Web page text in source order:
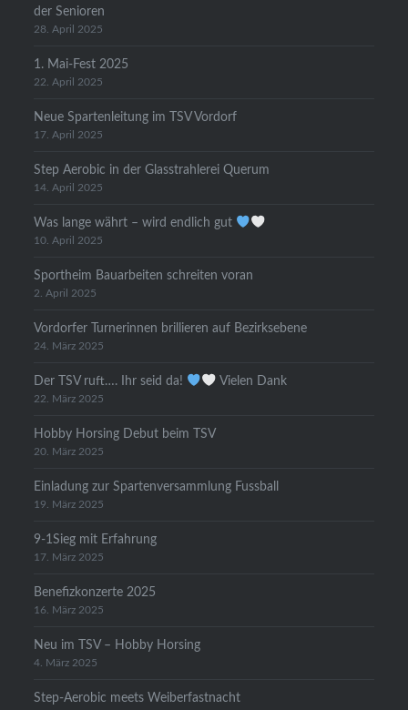
der Senioren
28. April 2025
1. Mai-Fest 2025
22. April 2025
Neue Spartenleitung im TSV Vordorf
17. April 2025
Step Aerobic in der Glasstrahlerei Querum
14. April 2025
Was lange währt – wird endlich gut
10. April 2025
Sportheim Bauarbeiten schreiten voran
2. April 2025
Vordorfer Turnerinnen brillieren auf Bezirksebene
24. März 2025
Der TSV ruft…. Ihr seid da! Vielen Dank
22. März 2025
Hobby Horsing Debut beim TSV
20. März 2025
Einladung zur Spartenversammlung Fussball
19. März 2025
9-1Sieg mit Erfahrung
17. März 2025
Benefizkonzerte 2025
16. März 2025
Neu im TSV – Hobby Horsing
4. März 2025
Step-Aerobic meets Weiberfastnacht